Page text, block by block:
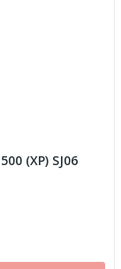
(XP) SJ06